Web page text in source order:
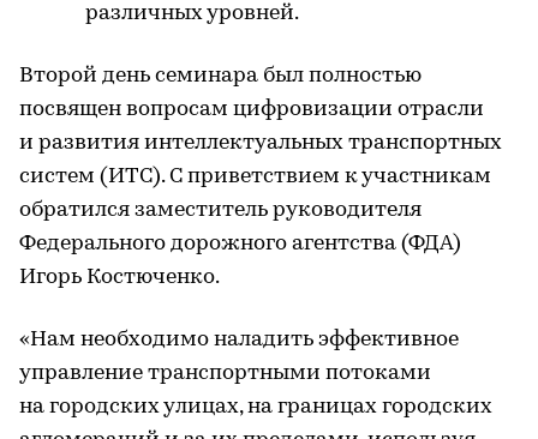
различных уровней.
Второй день семинара был полностью
посвящен вопросам цифровизации отрасли
и развития интеллектуальных транспортных
систем (ИТС). С приветствием к участникам
обратился заместитель руководителя
Федерального дорожного агентства (ФДА)
Игорь Костюченко.
«Нам необходимо наладить эффективное
управление транспортными потоками
на городских улицах, на границах городских